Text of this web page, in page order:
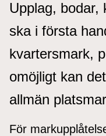
Upplag, bodar,
ska i första
kvartersmark,
omöjligt kan
allmän
För